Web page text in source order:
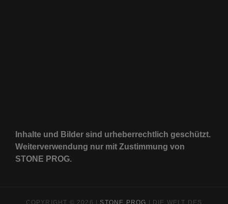
Inhalte und Bilder sind urheberrechtlich geschützt.
Weiterverwendung nur mit Zustimmung von
STONE PROG.
COPYRIGHT © 2026 | STONE PROG | DIE WELT DES